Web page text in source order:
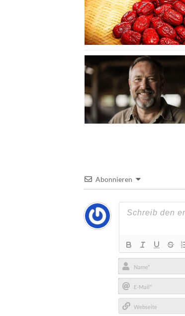
Abonnieren
Name*
E-
Mail*